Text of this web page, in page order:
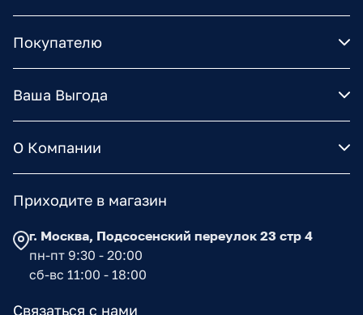
Покупателю
Ваша Выгода
О Компании
Приходите в магазин
г. Москва, Подсосенский переулок 23 стр 4
пн-пт 9:30 - 20:00
сб-вс 11:00 - 18:00
Связаться с нами